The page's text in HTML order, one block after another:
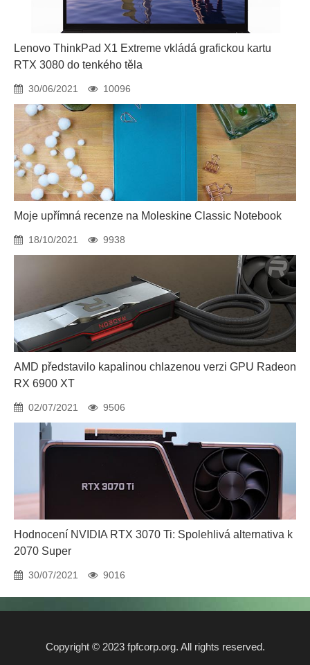
Lenovo ThinkPad X1 Extreme vkládá grafickou kartu
RTX 3080 do tenkého těla
30/06/2021 10096
Moje upřímná recenze na Moleskine Classic Notebook
18/10/2021 9938
AMD představilo kapalinou chlazenou verzi GPU Radeon
RX 6900 XT
02/07/2021 9506
Hodnocení NVIDIA RTX 3070 Ti: Spolehlivá alternativa k
2070 Super
30/07/2021 9016
Copyright © 2023 fpfcorp.org. All rights reserved.